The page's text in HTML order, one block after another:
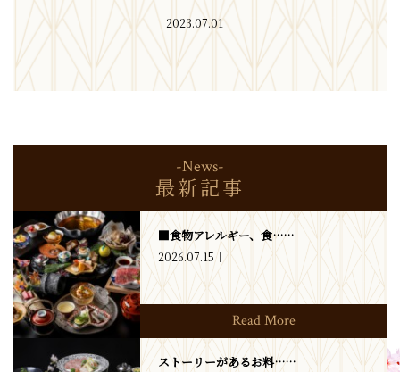
2023.07.01
-News-
最新記事
■食物アレルギー、食……
2026.07.15
Read More
ストーリーがあるお料……